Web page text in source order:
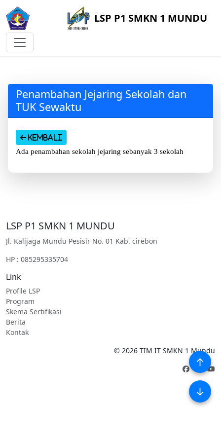
LSP P1 SMKN 1 MUNDU
Penambahan Jejaring Sekolah dan
TUK Sewaktu
Kembali
Ada penambahan sekolah jejaring sebanyak 3 sekolah
LSP P1 SMKN 1 MUNDU
Jl. Kalijaga Mundu Pesisir No. 01 Kab. cirebon
HP : 085295335704
Link
Profile LSP
Program
Skema Sertifikasi
Berita
Kontak
© 2026 TIM IT SMKN 1 Mundu
↑
↓